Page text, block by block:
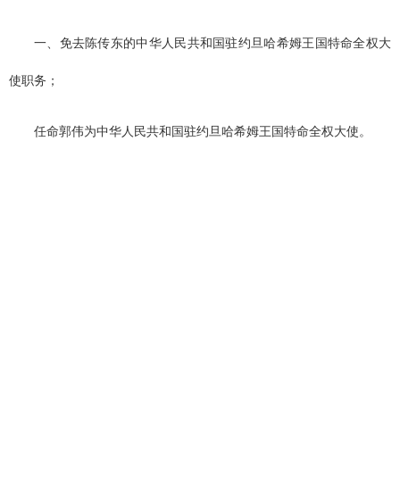
一、免去陈传东的中华人民共和国驻约旦哈希姆王国特命全权大
使职务；
任命郭伟为中华人民共和国驻约旦哈希姆王国特命全权大使。